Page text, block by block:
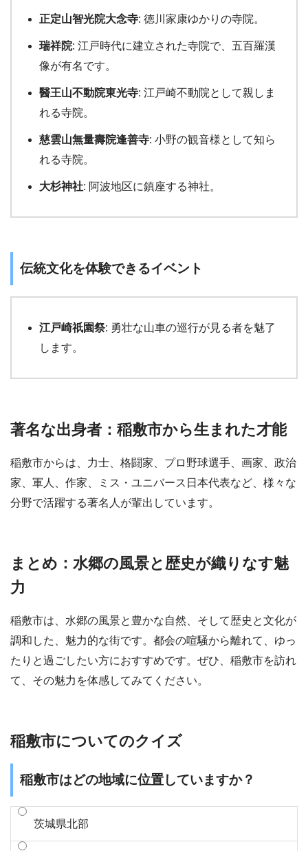
正定山智光院大念寺: 徳川家康ゆかりの寺院。
瑞祥院: 江戸時代に建立された寺院で、五百羅漢
像が有名です。
醫王山不動院東光寺: 江戸崎不動院として親しま
れる寺院。
慈雲山無量壽院逢善寺: 小野の観音様として知ら
れる寺院。
大杉神社: 阿波地区に鎮座する神社。
伝統文化を体験できるイベント
江戸崎祇園祭: 勇壮な山車の巡行が見る者を魅了
します。
著名な出身者：稲敷市から生まれた才能
稲敷市からは、力士、格闘家、プロ野球選手、画家、政治
家、軍人、作家、ミス・ユニバース日本代表など、様々な
分野で活躍する著名人が輩出しています。
まとめ：水郷の風景と歴史が織りなす魅
力
稲敷市は、水郷の風景と豊かな自然、そして歴史と文化が
調和した、魅力的な街です。都会の喧騒から離れて、ゆっ
たりと過ごしたい方におすすめです。ぜひ、稲敷市を訪れ
て、その魅力を体感してみてください。
稲敷市についてのクイズ
稲敷市はどの地域に位置していますか？
茨城県北部